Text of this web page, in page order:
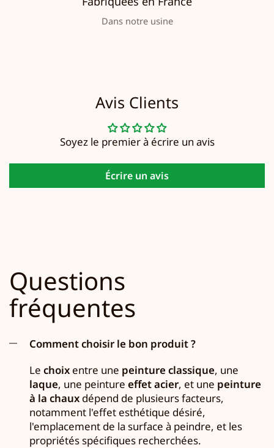
Dans notre usine
Avis Clients
Soyez le premier à écrire un avis
Écrire un avis
Questions
fréquentes
Comment choisir le bon produit ?
Le choix entre une peinture classique, une
laque, une peinture effet acier, et une peinture
à la chaux dépend de plusieurs facteurs,
notamment l'effet esthétique désiré,
l'emplacement de la surface à peindre, et les
propriétés spécifiques recherchées.